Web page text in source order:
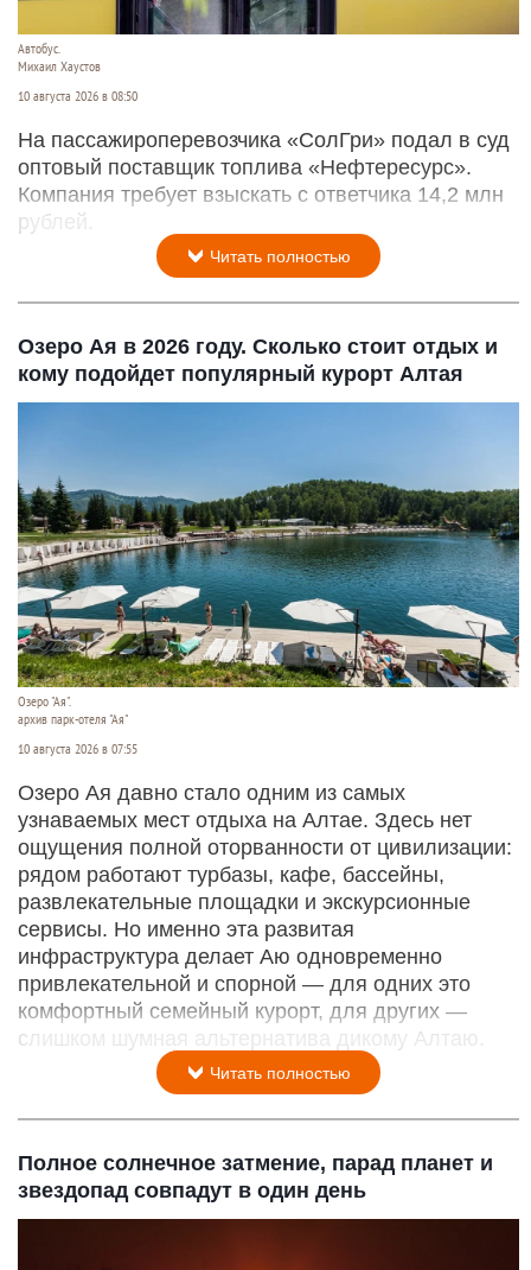
Автобус.
Михаил Хаустов
10 августа 2026 в 08:50
На пассажироперевозчика «СолГри» подал в суд
оптовый поставщик топлива «Нефтересурс».
Компания требует взыскать с ответчика 14,2 млн
рублей.
Читать полностью
Озеро Ая в 2026 году. Сколько стоит отдых и
кому подойдет популярный курорт Алтая
Озеро "Ая".
архив парк-отеля "Ая"
10 августа 2026 в 07:55
Озеро Ая давно стало одним из самых
узнаваемых мест отдыха на Алтае. Здесь нет
ощущения полной оторванности от цивилизации:
рядом работают турбазы, кафе, бассейны,
развлекательные площадки и экскурсионные
сервисы. Но именно эта развитая
инфраструктура делает Аю одновременно
привлекательной и спорной — для одних это
комфортный семейный курорт, для других —
слишком шумная альтернатива дикому Алтаю.
Читать полностью
Полное солнечное затмение, парад планет и
звездопад совпадут в один день